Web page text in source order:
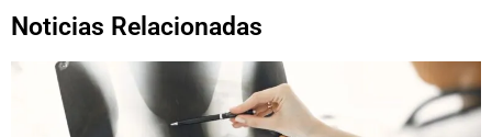
Noticias Relacionadas